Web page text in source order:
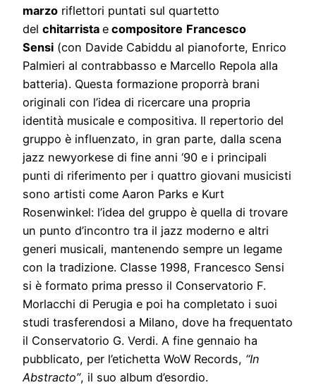
marzo riflettori puntati sul quartetto
del chitarrista e compositore Francesco
Sensi (con Davide Cabiddu al pianoforte, Enrico
Palmieri al contrabbasso e Marcello Repola alla
batteria). Questa formazione proporrà brani
originali con l’idea di ricercare una propria
identità musicale e compositiva. Il repertorio del
gruppo è influenzato, in gran parte, dalla scena
jazz newyorkese di fine anni ‘90 e i principali
punti di riferimento per i quattro giovani musicisti
sono artisti come Aaron Parks e Kurt
Rosenwinkel: l’idea del gruppo è quella di trovare
un punto d’incontro tra il jazz moderno e altri
generi musicali, mantenendo sempre un legame
con la tradizione. Classe 1998, Francesco Sensi
si è formato prima presso il Conservatorio F.
Morlacchi di Perugia e poi ha completato i suoi
studi trasferendosi a Milano, dove ha frequentato
il Conservatorio G. Verdi. A fine gennaio ha
pubblicato, per l’etichetta WoW Records, “In
Abstracto”, il suo album d’esordio.